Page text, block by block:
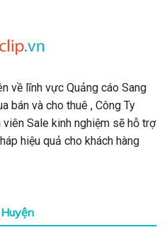
về lĩnh vực Quảng cáo Sang
bán và cho thuê , Công Ty
Sale kinh nghiệm sẽ hỗ trợ
hiệu quả cho khách hàng